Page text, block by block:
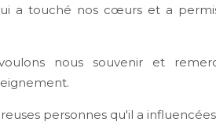
a touché nos cœurs et a
nous souvenir et
personnes qu'il a